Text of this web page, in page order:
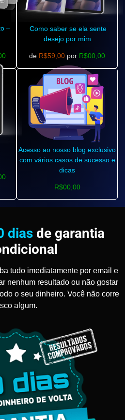
–
Como saber se ela sente
desejo por mim
de R$59,00 por R$00,00
Acesso ao nosso blog exclusivo
com vários casos de sucesso e
dicas
R$00,00
dias de garantia
tudo imediatamente por email e
nenhum resultado ou não gostar
o seu dinheiro. Você não corre
algum.